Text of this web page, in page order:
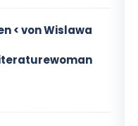
< von Wislawa